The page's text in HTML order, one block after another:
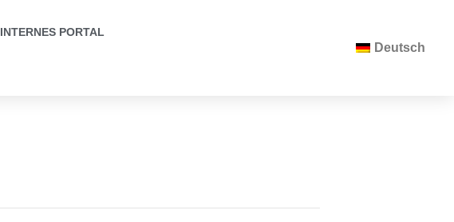
INTERNES PORTAL
Deutsch